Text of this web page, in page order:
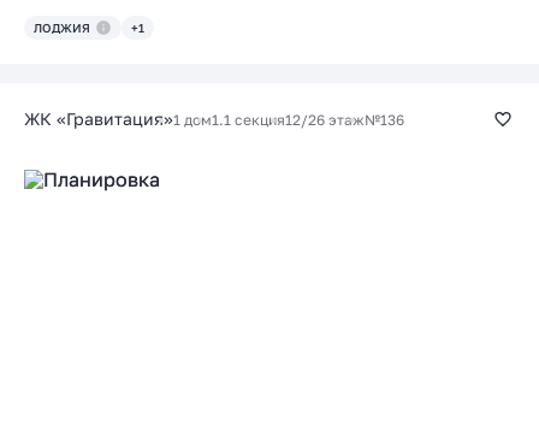
ЛОДЖИЯ +1
ЖК «Гравитация»1 дом1.1 секция12/26 этаж№136